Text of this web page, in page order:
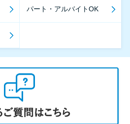
パート・アルバイトOK